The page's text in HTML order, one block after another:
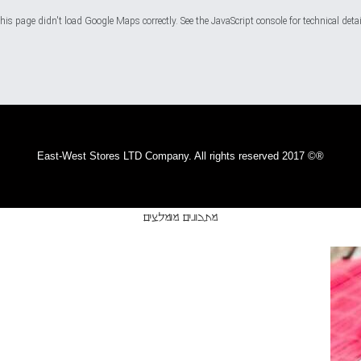
page didn't load Google Maps correctly. See the JavaScript console for technical
®© 2017 East-West Stores LTD Company. All rights reserved
מתכונים מומלצים